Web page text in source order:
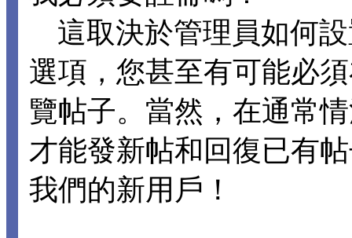
這取決於管理員如何設
選項，您甚至有可能必
覽帖子。當然，在通常
才能發新帖和回復已有
我們的新用戶！